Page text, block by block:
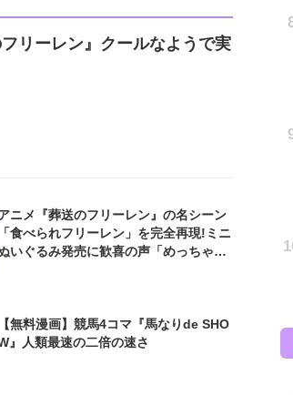
リーレン』クールなようで実
ニメ『葬送のフリーレン』の名シーン
「食べられフリーレン」を完全再現!ミニ
いぐるみ発売に歓喜の声「めっちゃカ
【無料漫画】競馬4コマ『馬なりde SHO
』人類最速の二倍の速さ